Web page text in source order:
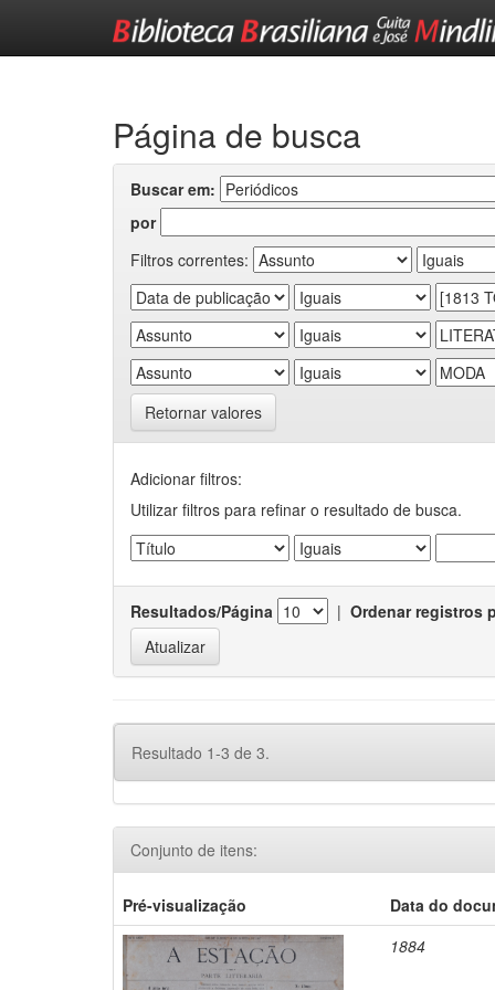
Página de busca
Buscar em:
por
Filtros correntes:
Retornar valores
Adicionar filtros:
Utilizar filtros para refinar o resultado de busca.
Resultados/Página | Ordenar registros
Resultado 1-3 de 3.
Conjunto de itens:
Pré-visualização
Data do
1884